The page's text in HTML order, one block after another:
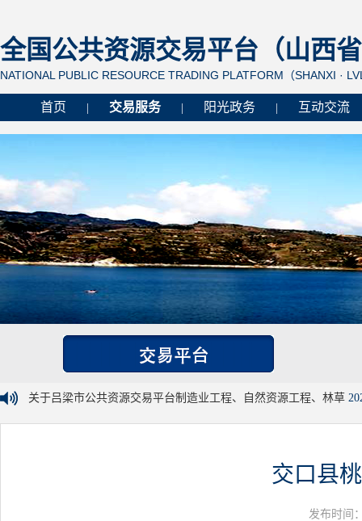
全国公共资源交易平台（山西
NATIONAL PUBLIC RESOURCE TRADING PLATFORM（SHANXI ·
首页 交易服务 阳光政务 互动交流
关于吕梁市公共资源交易平台制造业工程、自然资源工程、林草
交口县
发布时间